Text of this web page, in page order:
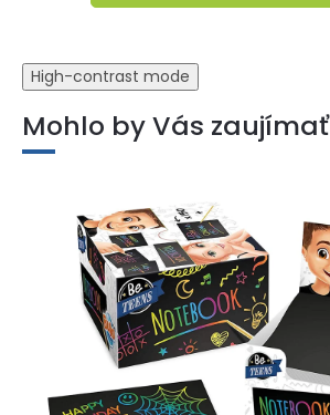
High-contrast mode
Mohlo by Vás zaujímať